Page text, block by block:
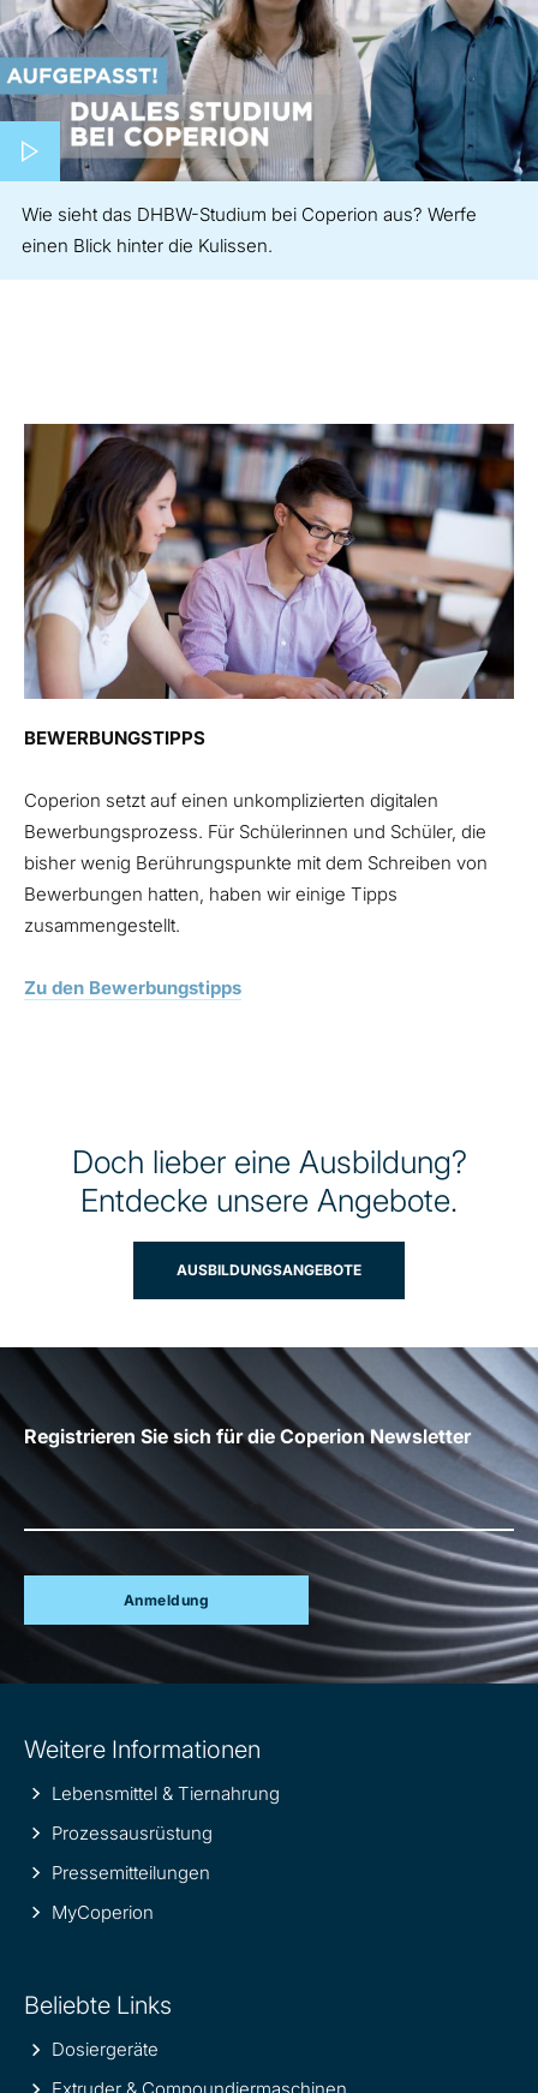
Play video
Wie sieht das DHBW-Studium bei Coperion aus? Werfe
einen Blick hinter die Kulissen.
BEWERBUNGSTIPPS
Coperion setzt auf einen unkomplizierten digitalen
Bewerbungsprozess. Für Schülerinnen und Schüler, die
bisher wenig Berührungspunkte mit dem Schreiben von
Bewerbungen hatten, haben wir einige Tipps
zusammengestellt.
Zu den Bewerbungstipps
Doch lieber eine Ausbildung?
Entdecke unsere Angebote.
AUSBILDUNGSANGEBOTE
Registrieren Sie sich für die Coperion Newsletter
Anmeldung
information
Weitere Informationen
Lebensmittel & Tiernahrung
Prozessausrüstung
Pressemitteilungen
MyCoperion
Beliebte Links
Dosiergeräte